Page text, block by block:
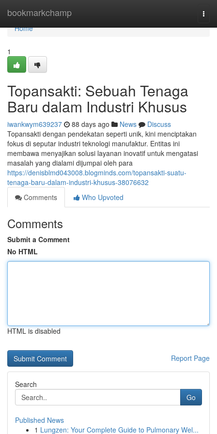
bookmarkchamp
Home
Home
1
Topansakti: Sebuah Tenaga
Baru dalam Industri Khusus
iwankwym639237 88 days ago News
Discuss
Topansakti dengan pendekatan seperti unik, kini menciptakan
fokus di seputar industri teknologi manufaktur. Entitas ini
membawa menyajikan solusi layanan inovatif untuk mengatasi
masalah yang dialami dijumpai oleh para
https://denisblmd043008.blogminds.com/topansakti-suatu-
tenaga-baru-dalam-industri-khusus-38076632
Comments
Who Upvoted
Comments
Submit a Comment
No HTML
HTML is disabled
Report Page
Search
Go
Published News
1 Lungzen: Your Complete Guide to Pulmonary Wel...